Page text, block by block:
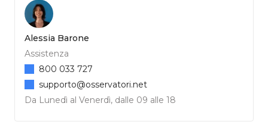
Alessia Barone
Assistenza
Da Lunedì al Venerdì, dalle 09 alle 18
800 033 727
supporto@osservatori.net